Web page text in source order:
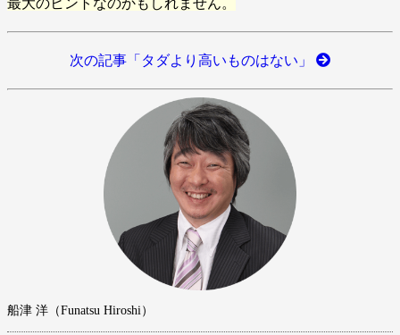
最大のヒントなのかもしれません。
次の記事「タダより高いものはない」
船津 洋（Funatsu Hiroshi）